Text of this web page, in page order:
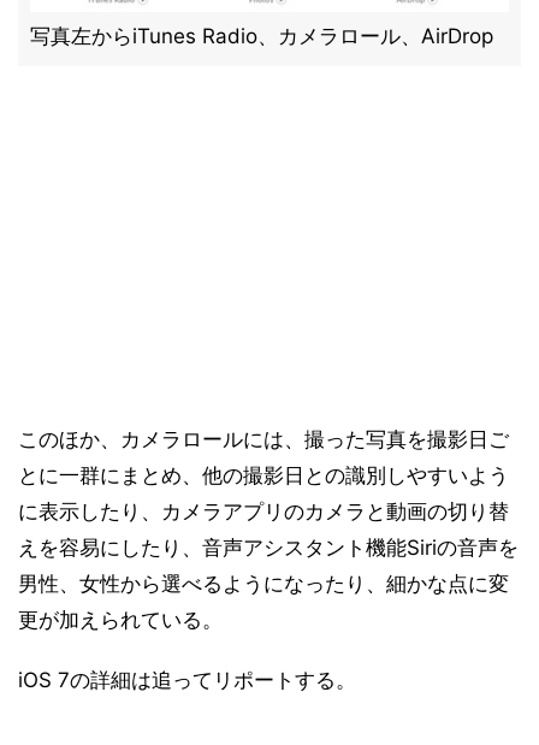
写真左からiTunes Radio、カメラロール、AirDrop
このほか、カメラロールには、撮った写真を撮影日ご
とに一群にまとめ、他の撮影日との識別しやすいよう
に表示したり、カメラアプリのカメラと動画の切り替
えを容易にしたり、音声アシスタント機能Siriの音声を
男性、女性から選べるようになったり、細かな点に変
更が加えられている。
iOS 7の詳細は追ってリポートする。